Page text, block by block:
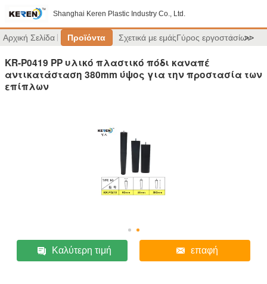
Shanghai Keren Plastic Industry Co., Ltd.
Αρχική Σελίδα Προϊόντα Σχετικά με εμάςΓύρος εργοστασίων
>>
KR-P0419 PP υλικό πλαστικό πόδι καναπέ
αντικατάσταση 380mm ύψος για την προστασία των
επίπλων
Καλύτερη τιμή επαφή